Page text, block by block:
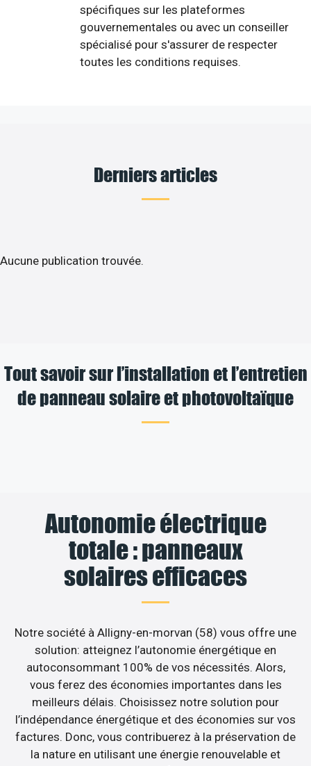
spécifiques sur les plateformes
gouvernementales ou avec un conseiller
spécialisé pour s'assurer de respecter
toutes les conditions requises.
Derniers articles
Aucune publication trouvée.
Tout savoir sur l’installation et l’entretien
de panneau solaire et photovoltaïque
Autonomie électrique
totale : panneaux
solaires efficaces
Notre société à Alligny-en-morvan (58) vous offre une
solution: atteignez l’autonomie énergétique en
autoconsommant 100% de vos nécessités. Alors,
vous ferez des économies importantes dans les
meilleurs délais. Choisissez notre solution pour
l’indépendance énergétique et des économies sur vos
factures. Donc, vous contribuerez à la préservation de
la nature en utilisant une énergie renouvelable et